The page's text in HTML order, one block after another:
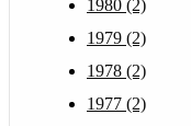
1980 (2)
1979 (2)
1978 (2)
1977 (2)